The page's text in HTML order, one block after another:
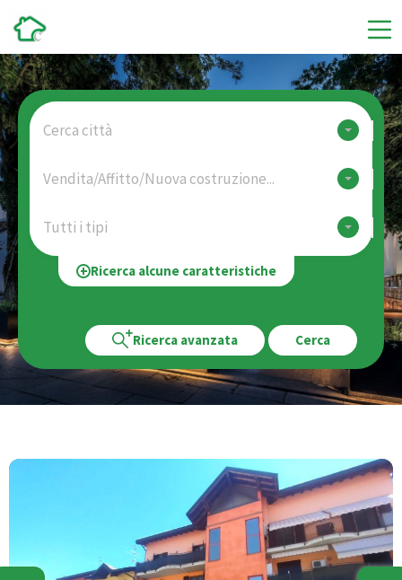
Cerca città
Vendita/Affitto/Nuova costruzione...
Tutti i tipi
Ricerca alcune caratteristiche
Ricerca avanzata Cerca